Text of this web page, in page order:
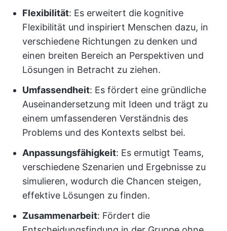
Flexibilität: Es erweitert die kognitive
Flexibilität und inspiriert Menschen dazu, in
verschiedene Richtungen zu denken und
einen breiten Bereich an Perspektiven und
Lösungen in Betracht zu ziehen.
Umfassendheit: Es fördert eine gründliche
Auseinandersetzung mit Ideen und trägt zu
einem umfassenderen Verständnis des
Problems und des Kontexts selbst bei.
Anpassungsfähigkeit: Es ermutigt Teams,
verschiedene Szenarien und Ergebnisse zu
simulieren, wodurch die Chancen steigen,
effektive Lösungen zu finden.
Zusammenarbeit: Fördert die